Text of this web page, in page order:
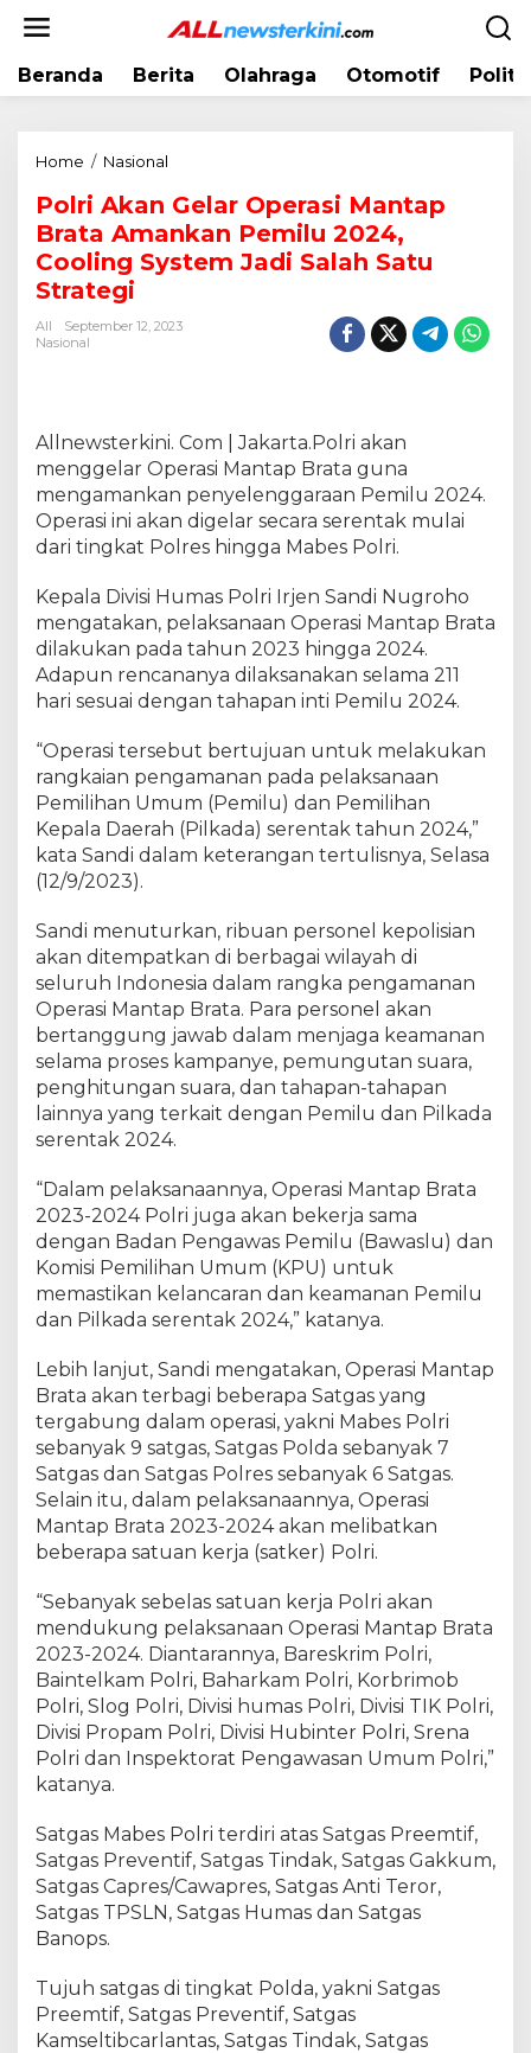
Beranda Berita Olahraga Otomotif
Home / Nasional
r
i
a
a
r
O
p
e
i
M
a
n
a
p
B
r
a
m
a
n
k
a
n
P
e
m
u
2
0
2
4
,
o
o
l
i
n
g
S
y
s
e
m
J
a
d
i
h
S
a
t
t
r
a
Polri Akan Gelar Operasi Mantap
Brata Amankan Pemilu 2024,
Cooling System Jadi Salah Satu
Strategi
All
September 12, 2023
Nasional
Allnewsterkini. Com | Jakarta.Polri akan
menggelar Operasi Mantap Brata guna
mengamankan penyelenggaraan Pemilu 2024.
Operasi ini akan digelar secara serentak mulai
dari tingkat Polres hingga Mabes Polri.
Kepala Divisi Humas Polri Irjen Sandi Nugroho
mengatakan, pelaksanaan Operasi Mantap Brata
dilakukan pada tahun 2023 hingga 2024.
Adapun rencananya dilaksanakan selama 211
hari sesuai dengan tahapan inti Pemilu 2024.
“Operasi tersebut bertujuan untuk melakukan
rangkaian pengamanan pada pelaksanaan
Pemilihan Umum (Pemilu) dan Pemilihan
Kepala Daerah (Pilkada) serentak tahun 2024,”
kata Sandi dalam keterangan tertulisnya, Selasa
(12/9/2023).
Sandi menuturkan, ribuan personel kepolisian
akan ditempatkan di berbagai wilayah di
seluruh Indonesia dalam rangka pengamanan
Operasi Mantap Brata. Para personel akan
bertanggung jawab dalam menjaga keamanan
selama proses kampanye, pemungutan suara,
penghitungan suara, dan tahapan-tahapan
lainnya yang terkait dengan Pemilu dan Pilkada
serentak 2024.
“Dalam pelaksanaannya, Operasi Mantap Brata
2023-2024 Polri juga akan bekerja sama
dengan Badan Pengawas Pemilu (Bawaslu) dan
Komisi Pemilihan Umum (KPU) untuk
memastikan kelancaran dan keamanan Pemilu
dan Pilkada serentak 2024,” katanya.
Lebih lanjut, Sandi mengatakan, Operasi Mantap
Brata akan terbagi beberapa Satgas yang
tergabung dalam operasi, yakni Mabes Polri
sebanyak 9 satgas, Satgas Polda sebanyak 7
Satgas dan Satgas Polres sebanyak 6 Satgas.
Selain itu, dalam pelaksanaannya, Operasi
Mantap Brata 2023-2024 akan melibatkan
beberapa satuan kerja (satker) Polri.
“Sebanyak sebelas satuan kerja Polri akan
mendukung pelaksanaan Operasi Mantap Brata
2023-2024. Diantarannya, Bareskrim Polri,
Baintelkam Polri, Baharkam Polri, Korbrimob
Polri, Slog Polri, Divisi humas Polri, Divisi TIK Polri,
Divisi Propam Polri, Divisi Hubinter Polri, Srena
Polri dan Inspektorat Pengawasan Umum Polri,”
katanya.
Satgas Mabes Polri terdiri atas Satgas Preemtif,
Satgas Preventif, Satgas Tindak, Satgas Gakkum,
Satgas Capres/Cawapres, Satgas Anti Teror,
Satgas TPSLN, Satgas Humas dan Satgas
Banops.
Tujuh satgas di tingkat Polda, yakni Satgas
Preemtif, Satgas Preventif, Satgas
Kamseltibcarlantas, Satgas Tindak, Satgas